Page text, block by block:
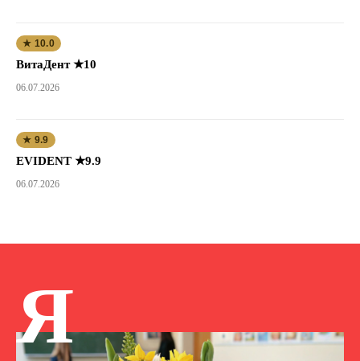
★ 10.0
ВитаДент ★10
06.07.2026
★ 9.9
EVIDENT ★9.9
06.07.2026
Я